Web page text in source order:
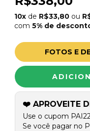
10x de R$33,80 ou
com 5% de
FOTOS E
❤️ APROVEITE
Use o cupom
Se você pagar no